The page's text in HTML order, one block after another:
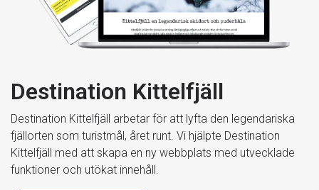
Destination Kittelfjäll
Destination Kittelfjäll arbetar för att lyfta den legendariska
fjällorten som turistmål, året runt. Vi hjälpte Destination
Kittelfjäll med att skapa en ny webbplats med utvecklade
funktioner och utökat innehåll.